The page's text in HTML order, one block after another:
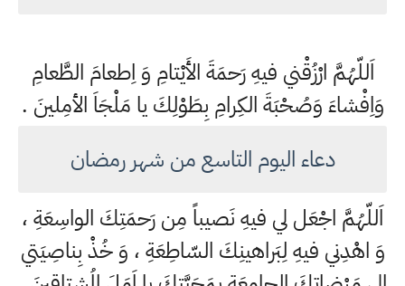
اَللّهُمَّ ارْزُقْني فيهِ رَحمَةَ الأَيْتامِ وَ اِطعامَ الطَّعامِ
وَاِفْشاءَ وَصُحْبَةَ الكِرامِ بِطَوْلِكَ يا مَلْجَاَ الأمِلينَ .
دعاء اليوم التاسع من شهر رمضان
اَللّهُمَّ اجْعَل لي فيهِ نَصيباً مِن رَحمَتِكَ الواسِعَةِ ،
وَ اهْدِني فيهِ لِبَراهينِكَ السّاطِعَةِ ، وَ خُذْ بِناصِيَتي